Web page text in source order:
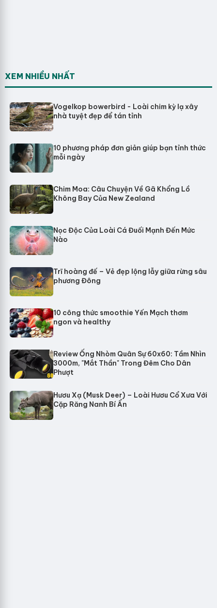
XEM NHIỀU NHẤT
Vogelkop bowerbird - Loài chim kỳ lạ xây
nhà tuyệt đẹp để tán tỉnh
10 phương pháp đơn giản giúp bạn tỉnh thức
mỗi ngày
Chim Moa: Câu Chuyện Về Gã Khổng Lồ
Không Bay Của New Zealand
Nọc Độc Của Loài Cá Đuối Mạnh Đến Mức
Nào
Trĩ hoàng đế – Vẻ đẹp lộng lẫy giữa rừng sâu
phương Đông
10 công thức smoothie Yến Mạch thơm
ngon và healthy
Review Ống Nhòm Quân Sự 60x60: Tầm Nhìn
3000m, "Mắt Thần" Trong Đêm Cho Dân
Phượt
Hươu Xạ (Musk Deer) – Loài Hươu Cổ Xưa Với
Cặp Răng Nanh Bí Ẩn